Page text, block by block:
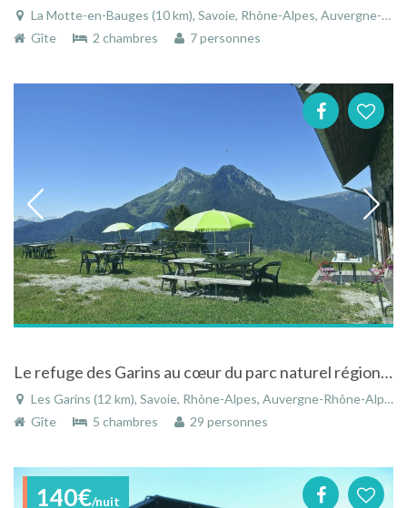
La Motte-en-Bauges (10 km), Savoie, Rhône-Alpes, Auvergne-Rhône-Alpes, France
Gîte
2 chambres 7 personnes
Le refuge des Garins au cœur du parc naturel régional du massif des Bauges
Les Garins (12 km), Savoie, Rhône-Alpes, Auvergne-Rhône-Alpes, France
Gîte
5 chambres 29 personnes
140€/nuit